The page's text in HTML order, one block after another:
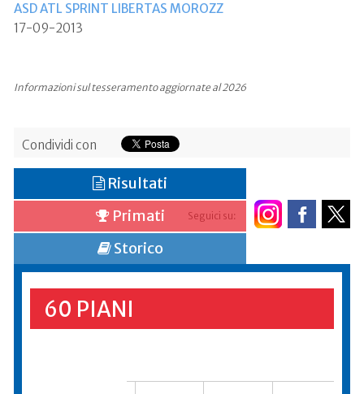
ASD ATL SPRINT LIBERTAS MOROZZ
17-09-2013
Informazioni sul tesseramento aggiornate al 2026
Condividi con
Seguici su:
Risultati
Primati
Storico
60 PIANI